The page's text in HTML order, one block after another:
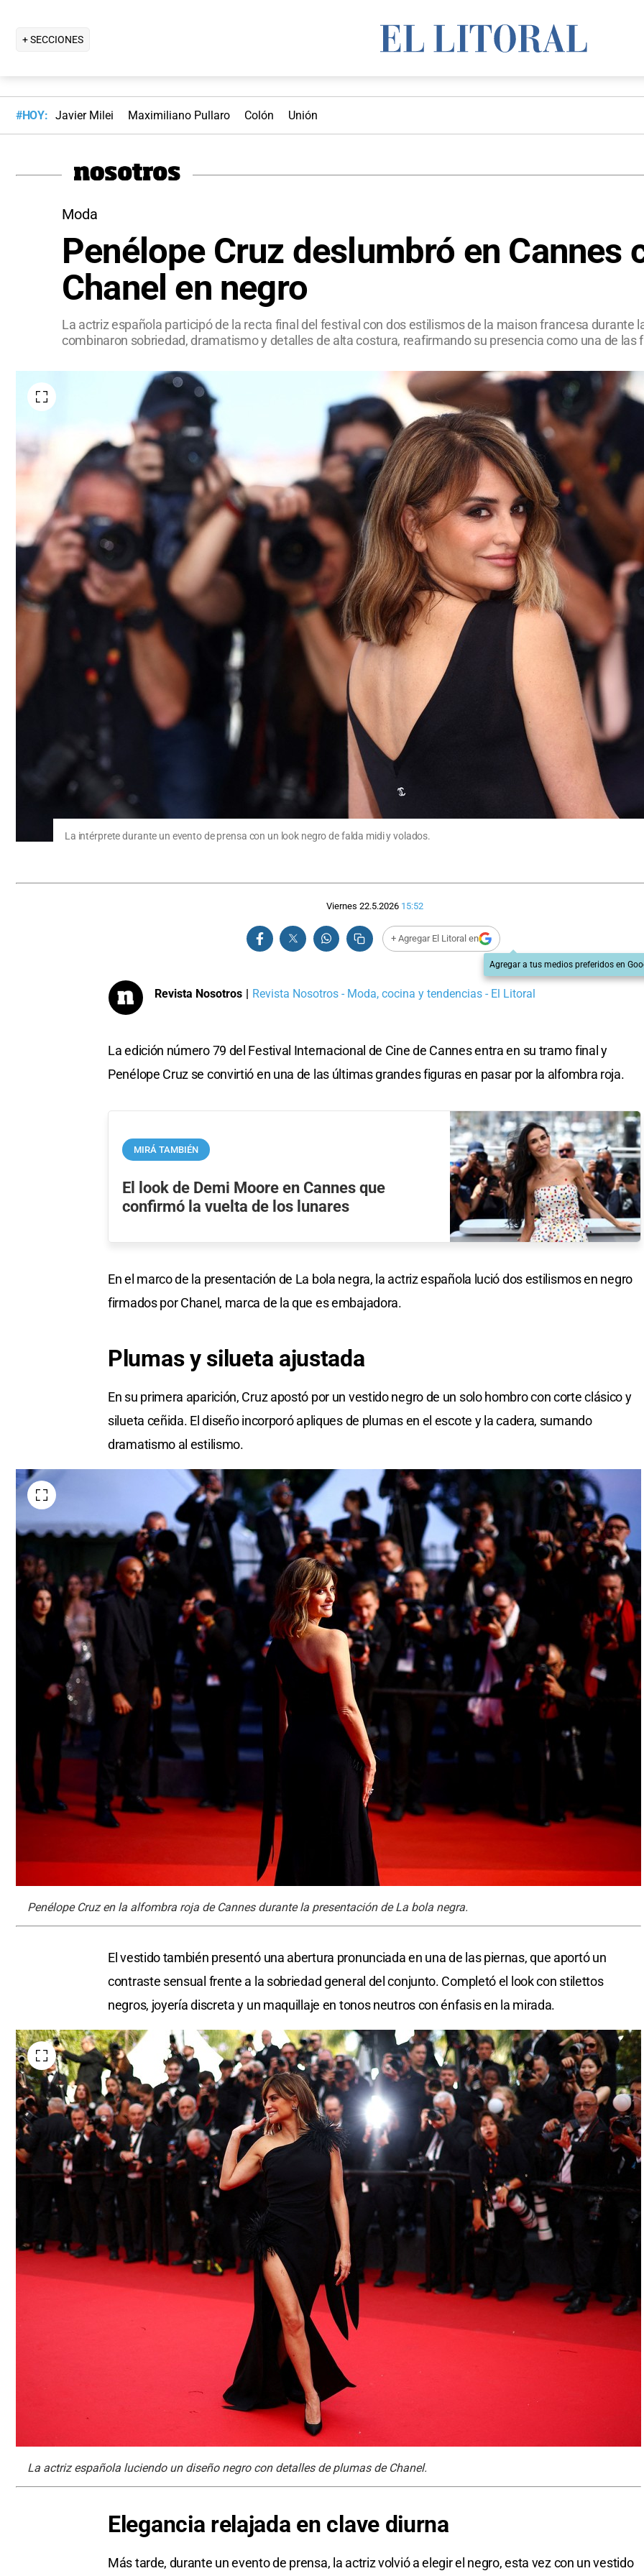
+ SECCIONES
#HOY: Javier Milei Maximiliano Pullaro Colón Unión
Moda
Penélope Cruz deslumbró en Cannes
Chanel en negro
La actriz española participó de la recta final del festival con dos estilismos de la maison francesa durante
combinaron sobriedad, dramatismo y detalles de alta costura, reafirmando su presencia como una de
La intérprete durante un evento de prensa con un look negro de falda midi y volados.
Viernes 22.5.2026 15:52
+ Agregar El Litoral en
Agregar a tus medios preferidos en
Revista Nosotros | Revista Nosotros - Moda, cocina y tendencias - El Litoral
La edición número 79 del Festival Internacional de Cine de Cannes entra en su tramo final y
Penélope Cruz se convirtió en una de las últimas grandes figuras en pasar por la alfombra roja.
MIRÁ TAMBIÉN
El look de Demi Moore en Cannes que
confirmó la vuelta de los lunares
En el marco de la presentación de La bola negra, la actriz española lució dos estilismos en negro
firmados por Chanel, marca de la que es embajadora.
Plumas y silueta ajustada
En su primera aparición, Cruz apostó por un vestido negro de un solo hombro con corte clásico y
silueta ceñida. El diseño incorporó apliques de plumas en el escote y la cadera, sumando
dramatismo al estilismo.
Penélope Cruz en la alfombra roja de Cannes durante la presentación de La bola negra.
El vestido también presentó una abertura pronunciada en una de las piernas, que aportó un
contraste sensual frente a la sobriedad general del conjunto. Completó el look con stilettos
negros, joyería discreta y un maquillaje en tonos neutros con énfasis en la mirada.
La actriz española luciendo un diseño negro con detalles de plumas de Chanel.
Elegancia relajada en clave diurna
Más tarde, durante un evento de prensa, la actriz volvió a elegir el negro, esta vez con un vestido